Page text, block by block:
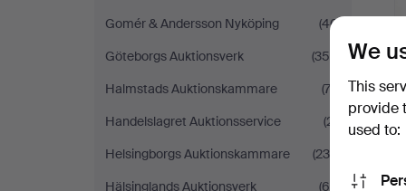
Gomér & Andersson Nyköping
(46)
Göteborgs Auktionsverk
(359)
Halmstads Auktionskammare
(73)
Handelslagret Auktionsservice
(21)
Helsingborgs Auktionskammare
(239)
Hälsinglands Auktionsverk
(68)
We
This
provide
used to: